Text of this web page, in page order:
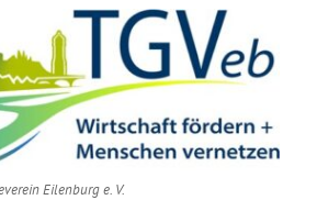
Eilenburg e. V.